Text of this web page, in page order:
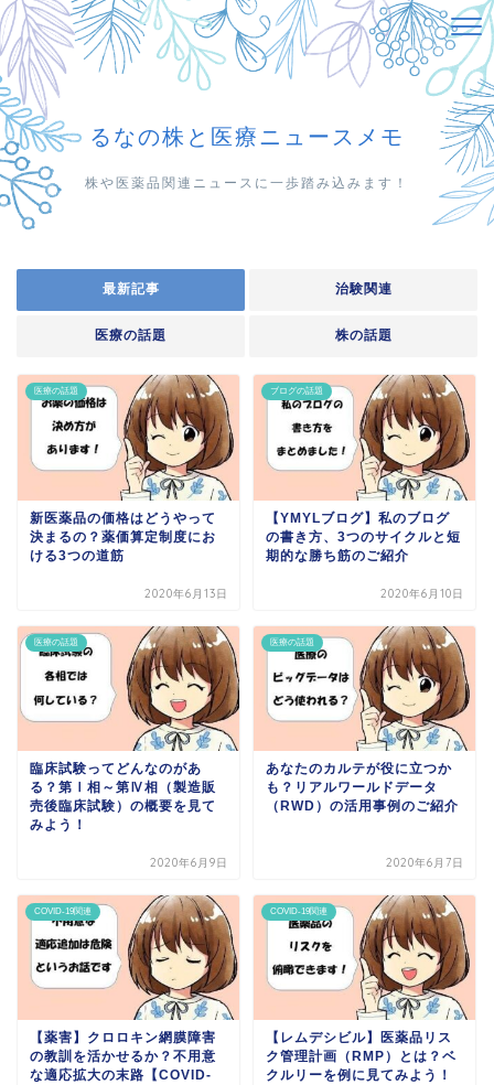
るなの株と医療ニュースメモ
株や医薬品関連ニュースに一歩踏み込みます！
最新記事 治験関連
医療の話題 株の話題
医療の話題
新医薬品の価格はどうやって
決まるの？薬価算定制度にお
ける3つの道筋
2020年6月13日
ブログの話題
【YMYLブログ】私のブログ
の書き方、3つのサイクルと短
期的な勝ち筋のご紹介
2020年6月10日
医療の話題
臨床試験ってどんなのがあ
る？第Ⅰ相～第Ⅳ相（製造販
売後臨床試験）の概要を見て
みよう！
2020年6月9日
医療の話題
あなたのカルテが役に立つか
も？リアルワールドデータ
（RWD）の活用事例のご紹介
2020年6月7日
COVID-19関連
【薬害】クロロキン網膜障害
の教訓を活かせるか？不用意
な適応拡大の末路【COVID-
COVID-19関連
【レムデシビル】医薬品リス
ク管理計画（RMP）とは？ベ
クルリーを例に見てみよう！